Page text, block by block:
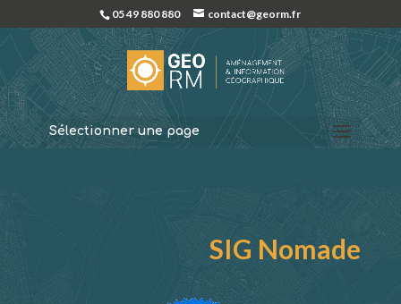
05 49 880 880 contact@georm.fr
Sélectionner une page
SIG Nomade